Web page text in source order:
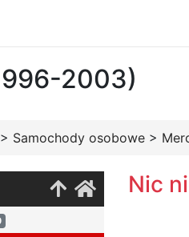
2003)
> Samochody osobowe >
Nic